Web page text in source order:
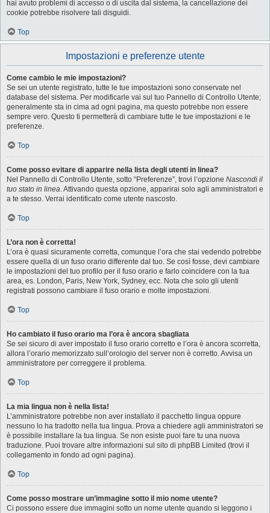
hai avuto problemi di accesso o di uscita dal sistema, la cancellazione dei
cookie potrebbe risolvere tali disguidi.
Top
Impostazioni e preferenze utente
Come cambio le mie impostazioni?
Se sei un utente registrato, tutte le tue impostazioni sono conservate nel
database del sistema. Per modificarle vai sul tuo Pannello di Controllo Utente;
generalmente sta in cima ad ogni pagina, ma questo potrebbe non essere
sempre vero. Questo ti permetterà di cambiare tutte le tue impostazioni e le
preferenze.
Top
Come posso evitare di apparire nella lista degli utenti in linea?
Nel Pannello di Controllo Utente, sotto “Preferenze”, trovi l’opzione Nascondi il
tuo stato in linea. Attivando questa opzione, apparirai solo agli amministratori e
a te stesso. Verrai identificato come utente nascosto.
Top
L’ora non è corretta!
L’ora è quasi sicuramente corretta, comunque l’ora che stai vedendo potrebbe
essere quella di un fuso orario differente dal tuo. Se così fosse, devi cambiare
le impostazioni del tuo profilo per il fuso orario e farlo coincidere con la tua
area, es. London, Paris, New York, Sydney, ecc. Nota che solo gli utenti
registrati possono cambiare il fuso orario e molte impostazioni.
Top
Ho cambiato il fuso orario ma l’ora è ancora sbagliata
Se sei sicuro di aver impostato il fuso orario corretto e l’ora è ancora scorretta,
allora l’orario memorizzato sull’orologio del server non è corretto. Avvisa un
amministratore per correggere il problema.
Top
La mia lingua non è nella lista!
L’amministratore potrebbe non aver installato il pacchetto lingua oppure
nessuno lo ha tradotto nella tua lingua. Prova a chiedere agli amministratori se
è possibile installare la tua lingua. Se non esiste puoi fare tu una nuova
traduzione. Puoi trovare altre informazioni sul sito di phpBB Limited (trovi il
collegamento in fondo ad ogni pagina).
Top
Come posso mostrare un’immagine sotto il mio nome utente?
Ci possono essere due immagini sotto un nome utente quando si leggono i